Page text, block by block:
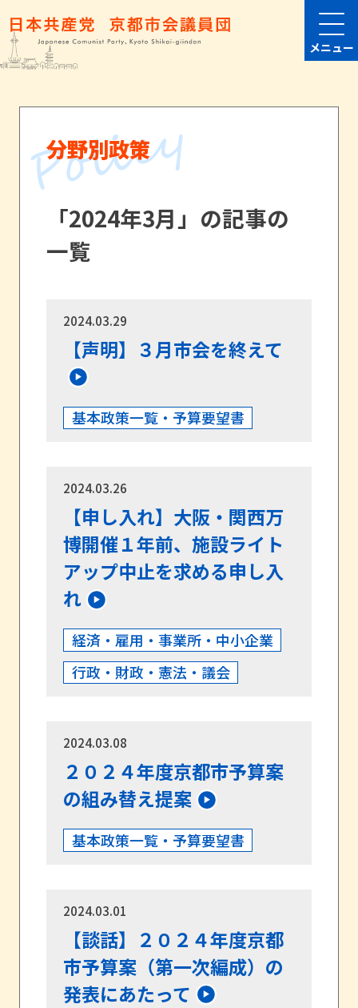
メニュー
分野別政策
「2024年3月」の記事の
一覧
2024.03.29
【声明】３月市会を終えて
基本政策一覧・予算要望書
2024.03.26
【申し入れ】大阪・関西万
博開催１年前、施設ライト
アップ中止を求める申し入
れ
経済・雇用・事業所・中小企業
行政・財政・憲法・議会
2024.03.08
２０２４年度京都市予算案
の組み替え提案
基本政策一覧・予算要望書
2024.03.01
【談話】２０２４年度京都
市予算案（第一次編成）の
発表にあたって